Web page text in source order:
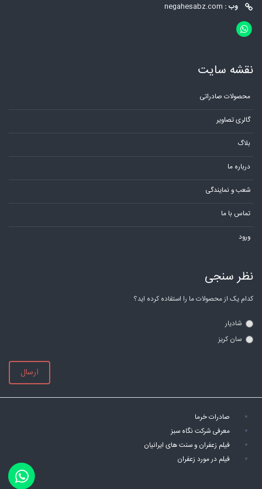
وب : negahesabz.com
نقشه سایت
محصولات صادراتی
گالری تصاویر
بلاگ
درباره ما
شعب و نمایندگی
تماس با ما
ورود
نظر سنجی
کدام یک از محصولات ما را استفاده کرده اید؟
شادیار
سان کریز
ارسال
صادرات خرما
معرفی شرکت نگاه سبز
فیلم زعفران و سنت های ایرانیان
فیلم در مورد زعفران